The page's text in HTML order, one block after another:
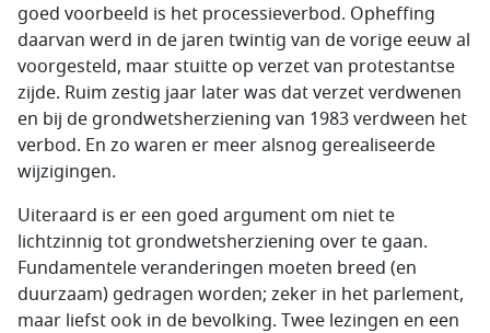
goed voorbeeld is het processieverbod. Opheffing
daarvan werd in de jaren twintig van de vorige eeuw al
voorgesteld, maar stuitte op verzet van protestantse
zijde. Ruim zestig jaar later was dat verzet verdwenen
en bij de grondwetsherziening van 1983 verdween het
verbod. En zo waren er meer alsnog gerealiseerde
wijzigingen.
Uiteraard is er een goed argument om niet te
lichtzinnig tot grondwetsherziening over te gaan.
Fundamentele veranderingen moeten breed (en
duurzaam) gedragen worden; zeker in het parlement,
maar liefst ook in de bevolking. Twee lezingen en een